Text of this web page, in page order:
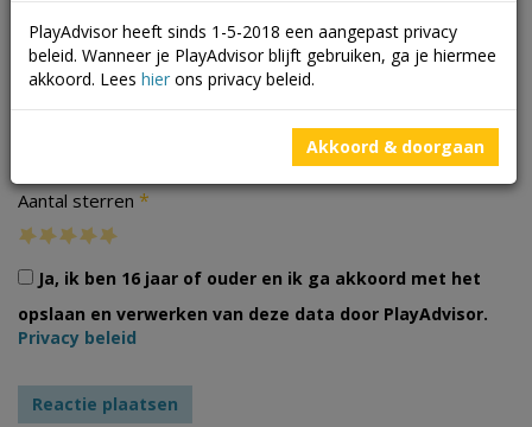
Aantal sterren *
Ja, ik ben 16 jaar of ouder en ik ga akkoord met het
opslaan en verwerken van deze data door PlayAdvisor.
Privacy beleid
PlayAdvisor heeft sinds 1-5-2018 een aangepast privacy
beleid. Wanneer je PlayAdvisor blijft gebruiken, ga je hiermee
akkoord. Lees hier ons privacy beleid.
Akkoord & doorgaan